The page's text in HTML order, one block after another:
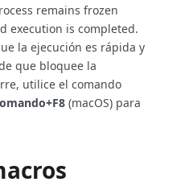
remains frozen
execution is completed.
la ejecución es rápida y
que bloquee la
utilice el comando
(macOS) para